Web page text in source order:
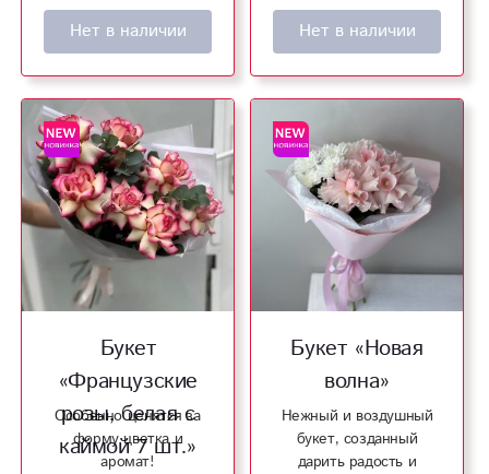
Нет в наличии Нет в наличии
Букет
«Французские
розы, белая с
каймой 7 шт.»
Особенно ценятся за
форму цветка и
аромат!
Букет «Новая
волна»
Нежный и воздушный
букет, созданный
дарить радость и